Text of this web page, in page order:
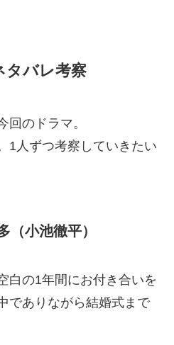
バレ考察
回のドラマ。
1人ずつ考察していきたい
小池徹平）
白の1年間にお付き合いを
でありながら結婚式まで